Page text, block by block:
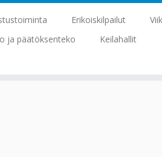
Erikoiskilpailut
ja päätöksenteko Keilahallit